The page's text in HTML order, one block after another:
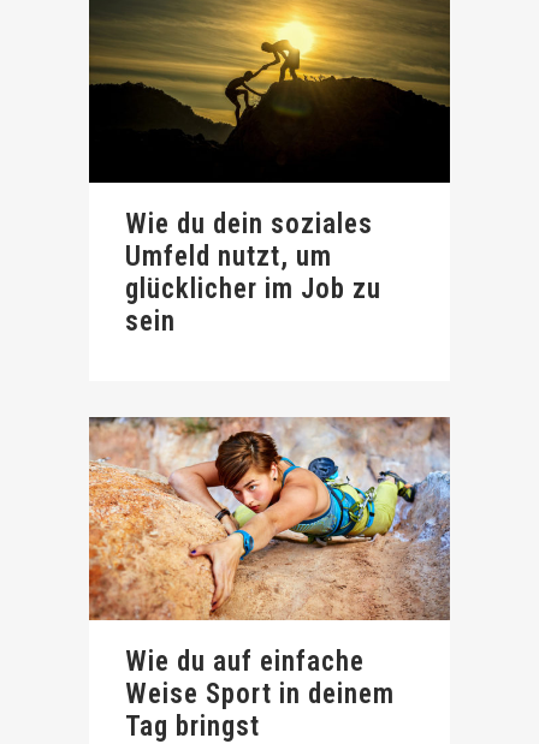
Wie du dein soziales
Umfeld nutzt, um
glücklicher im Job zu
sein
Wie du auf einfache
Weise Sport in deinem
Tag bringst